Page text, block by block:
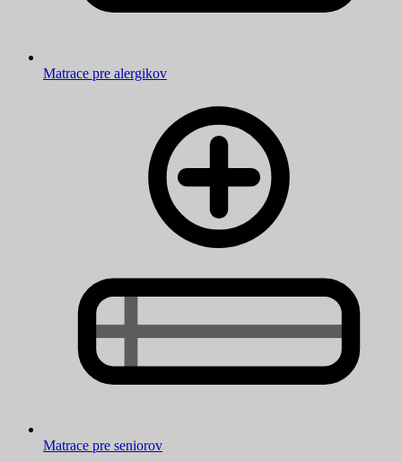
Matrace pre alergikov
Matrace pre seniorov